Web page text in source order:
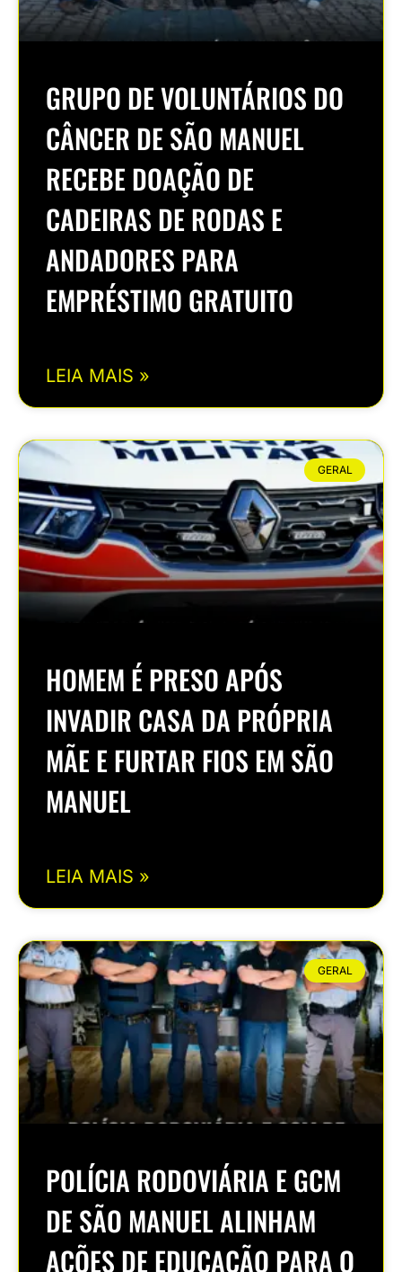
GRUPO DE VOLUNTÁRIOS DO
CÂNCER DE SÃO MANUEL
RECEBE DOAÇÃO DE
CADEIRAS DE RODAS E
ANDADORES PARA
EMPRÉSTIMO GRATUITO
LEIA MAIS »
GERAL
HOMEM É PRESO APÓS
INVADIR CASA DA PRÓPRIA
MÃE E FURTAR FIOS EM SÃO
MANUEL
LEIA MAIS »
GERAL
POLÍCIA RODOVIÁRIA E GCM
DE SÃO MANUEL ALINHAM
AÇÕES DE EDUCAÇÃO PARA O